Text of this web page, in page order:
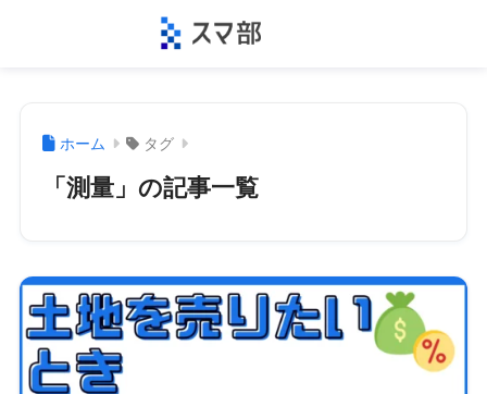
ホーム タグ
「測量」の記事一覧